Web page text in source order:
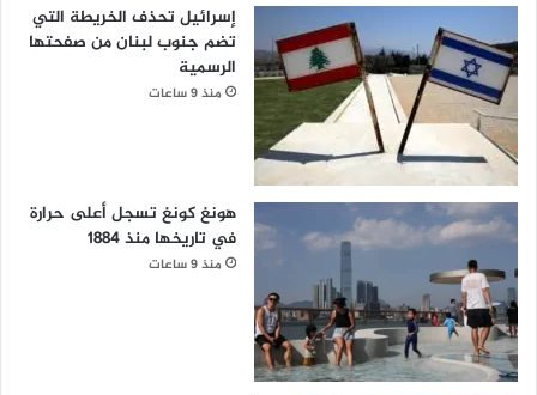
إسرائيل تحذف الخريطة التي
تضم جنوب لبنان من صفحتها
الرسمية
منذ 9 ساعات
هونغ كونغ تسجل أعلى حرارة
في تاريخها منذ 1884
منذ 9 ساعات